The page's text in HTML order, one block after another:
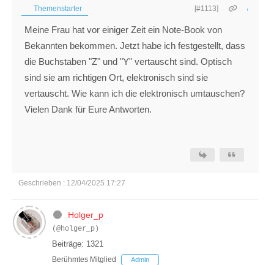
Themenstarter [#1113]
Meine Frau hat vor einiger Zeit ein Note-Book von
Bekannten bekommen. Jetzt habe ich festgestellt, dass
die Buchstaben "Z" und "Y" vertauscht sind. Optisch
sind sie am richtigen Ort, elektronisch sind sie
vertauscht. Wie kann ich die elektronisch umtauschen?
Vielen Dank für Eure Antworten.
Geschrieben : 12/04/2025 17:27
Holger_p
(@holger_p)
Beiträge: 1321
Berühmtes Mitglied Admin